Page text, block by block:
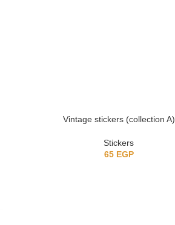
Vintage stickers (collection A)
Stickers
65 EGP